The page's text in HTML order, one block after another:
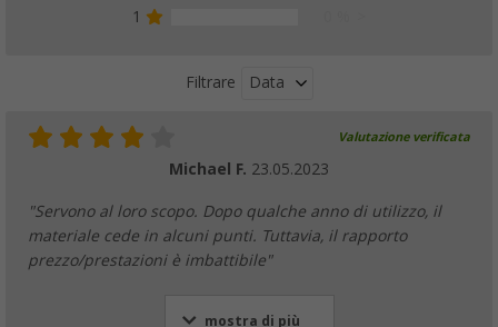
1
Filtrare Data
Valutazione verificata
Michael F. 23.05.2023
"Servono al loro scopo. Dopo qualche anno di utilizzo, il
materiale cede in alcuni punti. Tuttavia, il rapporto
prezzo/prestazioni è imbattibile"
mostra di più